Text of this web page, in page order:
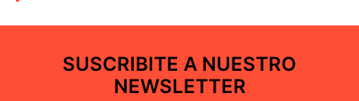
SUSCRIBITE A NUESTRO
NEWSLETTER